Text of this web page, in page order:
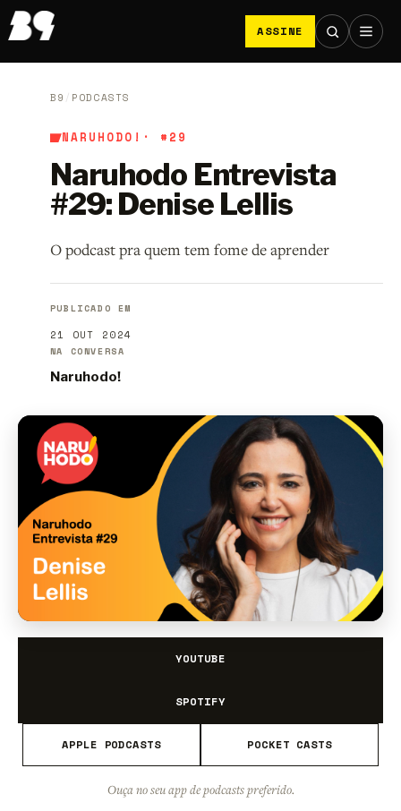
ASSINE
B9 / PODCASTS
NARUHODO! · #29
Naruhodo Entrevista
#29: Denise Lellis
O podcast pra quem tem fome de aprender
PUBLICADO EM
21 OUT 2024
NA CONVERSA
Naruhodo!
YOUTUBE
SPOTIFY
APPLE PODCASTS POCKET CASTS
Ouça no seu app de podcasts preferido.